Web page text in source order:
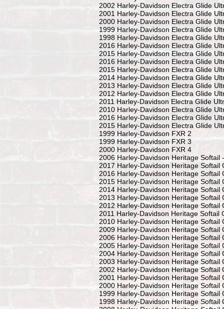
2002 Harley-Davidson Electra Glide
2001 Harley-Davidson Electra Glide
2000 Harley-Davidson Electra Glide
1999 Harley-Davidson Electra Glide
1998 Harley-Davidson Electra Glide
2016 Harley-Davidson Electra Glide
2015 Harley-Davidson Electra Glide
2016 Harley-Davidson Electra Glide
2015 Harley-Davidson Electra Glide
2014 Harley-Davidson Electra Glide
2013 Harley-Davidson Electra Glide
2012 Harley-Davidson Electra Glide
2011 Harley-Davidson Electra Glide
2010 Harley-Davidson Electra Glide
2016 Harley-Davidson Electra Glide
2015 Harley-Davidson Electra Glide
1999 Harley-Davidson FXR 2
1999 Harley-Davidson FXR 3
2000 Harley-Davidson FXR 4
2006 Harley-Davidson Heritage Softail
2017 Harley-Davidson Heritage Softail
2016 Harley-Davidson Heritage Softail
2015 Harley-Davidson Heritage Softail
2014 Harley-Davidson Heritage Softail
2013 Harley-Davidson Heritage Softail
2012 Harley-Davidson Heritage Softail
2011 Harley-Davidson Heritage Softail
2010 Harley-Davidson Heritage Softail
2009 Harley-Davidson Heritage Softail
2006 Harley-Davidson Heritage Softail
2005 Harley-Davidson Heritage Softail
2004 Harley-Davidson Heritage Softail
2003 Harley-Davidson Heritage Softail
2002 Harley-Davidson Heritage Softail
2001 Harley-Davidson Heritage Softail
2000 Harley-Davidson Heritage Softail
1999 Harley-Davidson Heritage Softail
1998 Harley-Davidson Heritage Softail